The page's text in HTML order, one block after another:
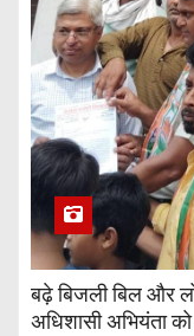
बढ़े बिजली बिल और
अधिशासी अभियंता को